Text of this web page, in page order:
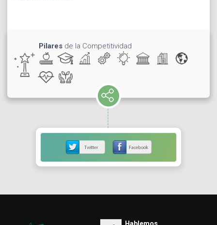
Pilares de la Competitividad
Hablemos